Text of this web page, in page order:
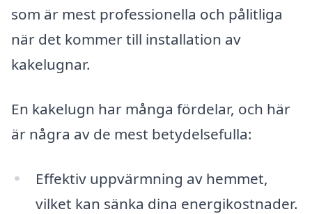
som är mest professionella och pålitliga
när det kommer till installation av
kakelugnar.
En kakelugn har många fördelar, och här
är några av de mest betydelsefulla:
Effektiv uppvärmning av hemmet,
vilket kan sänka dina energikostnader.